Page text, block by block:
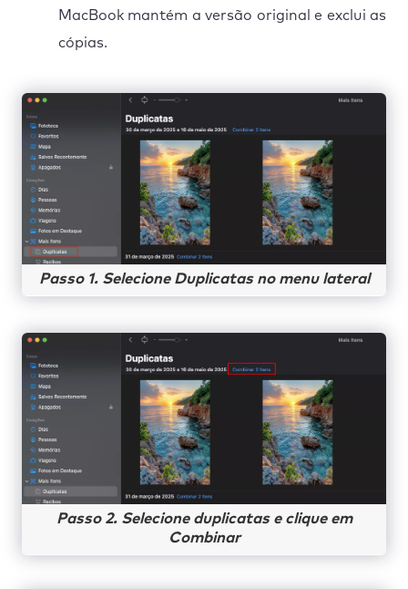
MacBook mantém a versão original e exclui as
cópias.
Passo 1. Selecione Duplicatas no menu lateral
Passo 2. Selecione duplicatas e clique em
Combinar